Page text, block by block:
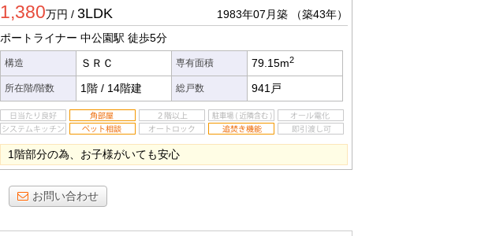
1,380万円 / 3LDK 1983年07月築
（築43年）
ポートライナー 中公園駅 徒歩5分
構造 ＳＲＣ 専有面積 79.15m2
所在階/階数 1階 / 14階建 総戸数 941戸
1階部分の為、お子様がいても安心
お問い合わせ